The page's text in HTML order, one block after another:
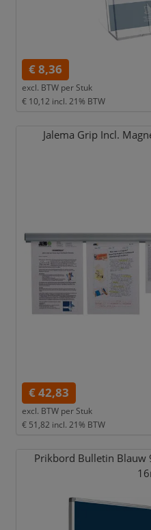
€ 8,36
excl. BTW per Stuk
€ 10,12 incl. 21% BTW
Jalema Grip Incl.
€ 42,83
excl. BTW per Stuk
€ 51,82 incl. 21% BTW
Prikbord Bulletin Blauw